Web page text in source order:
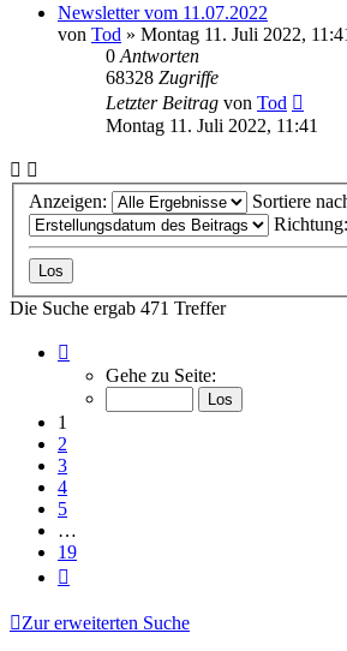
Newsletter vom 11.07.2022
von Tod » Montag 11. Juli 2022,
0 Antworten
68328 Zugriffe
Letzter Beitrag von Tod
Montag 11. Juli 2022, 11:41
Anzeigen:
Sortiere
Richtung:
Die Suche ergab 471 Treffer
von
Gehe zu Seite:
1
2
3
4
5
…
19
Zur erweiterten Suche